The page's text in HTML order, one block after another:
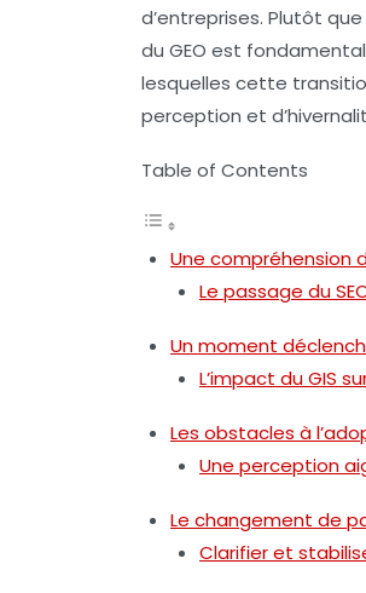
d’entreprises. Plutôt
du GEO est
lesquelles cette
perception et
Table of Contents
Une compréhension
Le passage du
Un moment
L’impact du GIS
Les obstacles à
Une perception
Le changement de
Clarifier et